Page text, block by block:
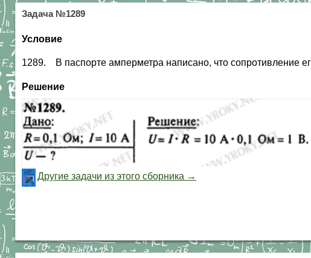
Задача №1289
Условие
1289. В паспорте амперметра написано, что сопротивление
Решение
Другие задачи из этого сборника →